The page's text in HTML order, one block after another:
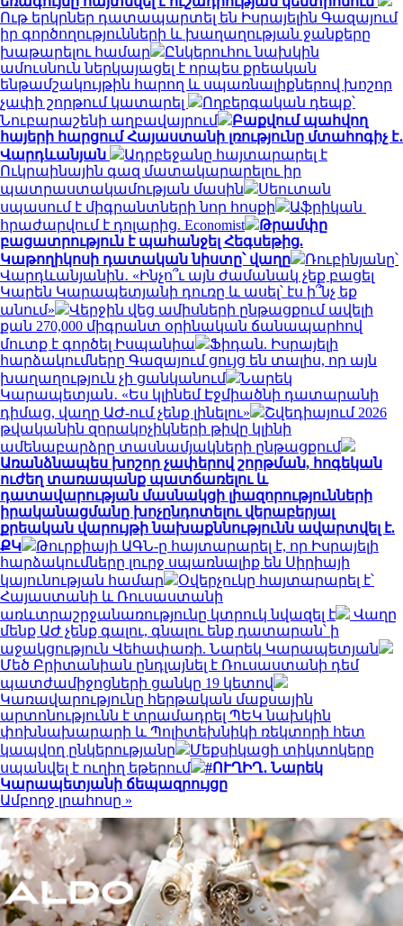
Ութ երկրներ դատապարտել են Իսրայելին Գազայում
իր գործողությունների և խաղաղության ջանքերը
խաթարելու համար
Ընկերուհու նախկին
ամուսնուն ներկայացել է որպես քրեական
ենթամշակույթին հարող և սպառնալիքներով խոշոր
չափի շորթում կատարել
Ողբերգական դեպք՝
Նուբարաշենի աղբավայրում
Բաքվում պահվող
հայերի հարցում Հայաստանի լռությունը մտահոգիչ է․
Վարդևանյան
Ադրբեջանը հայտարարել է
Ուկրաինային գազ մատակարարելու իր
պատրաստակամության մասին
Սեուտան
սպասում է միգրանտների նոր հոսքի
Աֆրիկան ​​
հրաժարվում է դոլարից. Economist
Թրամփը
բացատրություն է պահանջել Հեգսեթից.
Կաթողիկոսի դատական նիստը՝ վաղը
Ռուբինյանը՝
Վարդևանյանին․ «Ինչո՞ւ այն ժամանակ չեք բացել
Կարեն Կարապետյանի դուռը և ասել՝ էս ի՞նչ եք
անում»
Վերջին վեց ամիսների ընթացքում ավելի
քան 270,000 միգրանտ օրինական ճանապարհով
մուտք է գործել Իսպանիա
Ֆիդան. Իսրայելի
հարձակումները Գազայում ցույց են տալիս, որ այն
խաղաղություն չի ցանկանում
Նարեկ
Կարապետյան․ «Ես կլինեմ Էջմիածնի դատարանի
դիմաց, վաղը ԱԺ-ում չենք լինելու»
Շվեդիայում 2026
թվականին զորակոչիկների թիվը կլինի
ամենաբարձրը տասնամյակների ընթացքում
Առանձնապես խոշոր չափերով շորթման, հոգեկան
ուժեղ տառապանք պատճառելու և
դատավարության մասնակցի լիազորությունների
իրականացմանը խոչընդոտելու վերաբերյալ
քրեական վարույթի նախաքննությունն ավարտվել է.
ՔԿ
Թուրքիայի ԱԳՆ-ը հայտարարել է, որ Իսրայելի
հարձակումները լուրջ սպառնալիք են Սիրիայի
կայունության համար
Օվերչուկը հայտարարել է՝
Հայաստանի և Ռուսաստանի
առևտրաշրջանառությունը կտրուկ նվազել է
Վաղը
մենք ԱԺ չենք գալու, գնալու ենք դատարան՝ ի
աջակցություն Վեհափառի. Նարեկ Կարապետյան
Մեծ Բրիտանիան ընդլայնել է Ռուսաստանի դեմ
պատժամիջոցների ցանկը 19 կետով
Կառավարությունը հերթական մաքսային
արտոնությունն է տրամադրել ՊԵԿ նախկին
փոխնախարարի և Պոլիտեխնիկի ռեկտորի հետ
կապվող ընկերությանը
Մեքսիկացի տիկտոկերը
սպանվել է ուղիղ եթերում
#ՈՒՂԻՂ․ Նարեկ
Կարապետյանի ճեպազրույցը
Ամբողջ լրահոսը »